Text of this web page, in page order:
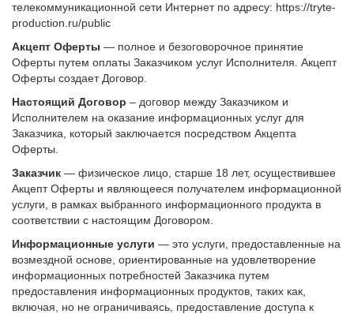
телекоммуникационной сети Интернет по адресу: https://tryte-
production.ru/public
Акцепт Оферты — полное и безоговорочное принятие
Оферты путем оплаты Заказчиком услуг Исполнителя. Акцепт
Оферты создает Договор.
Настоящий Договор – договор между Заказчиком и
Исполнителем на оказание информационных услуг для
Заказчика, который заключается посредством Акцепта
Оферты.
Заказчик — физическое лицо, старше 18 лет, осуществившее
Акцепт Оферты и являющееся получателем информационной
услуги, в рамках выбранного информационного продукта в
соответствии с настоящим Договором.
Информационные услуги — это услуги, предоставленные на
возмездной основе, ориентированные на удовлетворение
информационных потребностей Заказчика путем
предоставления информационных продуктов, таких как,
включая, но не ограничиваясь, предоставление доступа к